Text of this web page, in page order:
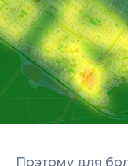
Поэтому для